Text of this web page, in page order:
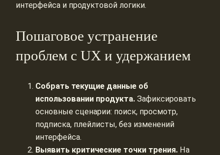
интерфейса и продуктовой логики.
Пошаговое устранение
проблем с UX и удержанием
Собрать текущие данные об
использовании продукта. Зафиксировать
основные сценарии: поиск, просмотр,
подписка, плейлисты, без изменений
интерфейса.
Выявить критические точки трения. На